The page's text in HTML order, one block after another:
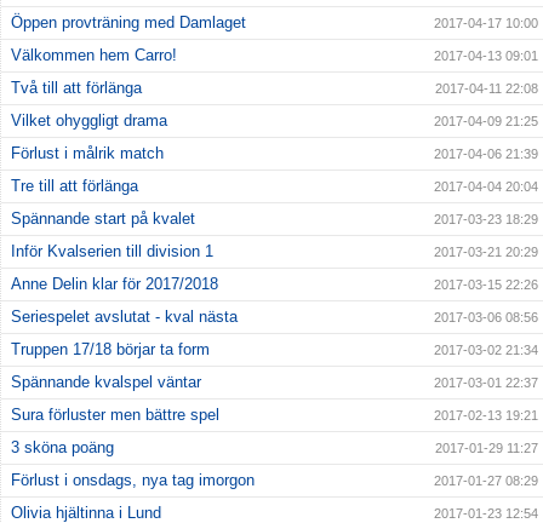
Öppen provträning med Damlaget 2017-04-17 10:00
Välkommen hem Carro! 2017-04-13 09:01
Två till att förlänga 2017-04-11 22:08
Vilket ohyggligt drama 2017-04-09 21:25
Förlust i målrik match 2017-04-06 21:39
Tre till att förlänga 2017-04-04 20:04
Spännande start på kvalet 2017-03-23 18:29
Inför Kvalserien till division 1 2017-03-21 20:29
Anne Delin klar för 2017/2018 2017-03-15 22:26
Seriespelet avslutat - kval nästa 2017-03-06 08:56
Truppen 17/18 börjar ta form 2017-03-02 21:34
Spännande kvalspel väntar 2017-03-01 22:37
Sura förluster men bättre spel 2017-02-13 19:21
3 sköna poäng 2017-01-29 11:27
Förlust i onsdags, nya tag imorgon 2017-01-27 08:29
Olivia hjältinna i Lund 2017-01-23 12:54